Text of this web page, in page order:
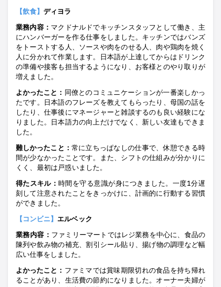
【飲食】 ディヨラ
業務内容： マクドナルドでキッチンスタッフとして働き、主
にハンバーガーを作る仕事をしました。キッチンではバンズ
をトーストする人、ソースや肉をのせる人、肉や鶏肉を焼く
人に分かれて作業します。日本語が上達してからはドリンク
の準備や接客も担当するようになり、お客様とのやり取りが
増えました。
よかったこ と： 同僚とのコミュニケーションが一番楽しかっ
たです。日本語のフレーズを教えてもらったり、母国の話を
したり、仕事後にマネージャーと雑談するのも良い経験にな
りました。日本語力の向上だけでなく、新しい友達もできま
した。
難しかったこ と： 常に立ちっぱなしの仕事で、休憩できる時
間が少なかったことです。また、シフトの仕組みが分かりに
くく、最初は戸惑いました。
得たスキル： 時間を守る意識が身につきました。一度1分遅
刻して注意されたことをきっかけに、計画的に行動する習慣
ができました。
【コンビニ】 エルベック
業務内容： ファミリーマートではレジ業務を中心に、食品の
陳列や飲み物の補充、割引シール貼り、揚げ物の調理など幅
広い仕事をしました。
よかったこ と： ファミマでは賞味期限切れの食品を持ち帰れ
ることがあり、生活費の節約になりました。オーナー夫婦が